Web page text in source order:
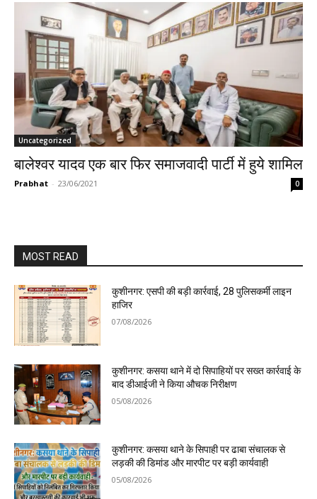
Uncategorized
बालेश्वर यादव एक बार फिर समाजवादी पार्टी में हुये शामिल
Prabhat - 23/06/2021 0
MOST READ
कुशीनगर: एसपी की बड़ी कार्रवाई, 28 पुलिसकर्मी लाइन
हाजिर
07/08/2026
कुशीनगर: कसया थाने में दो सिपाहियों पर सख्त कार्रवाई के
बाद डीआईजी ने किया औचक निरीक्षण
05/08/2026
कुशीनगर: कसया थाने के सिपाही पर ढाबा संचालक से
लड़की की डिमांड और मारपीट पर बड़ी कार्यवाही
05/08/2026